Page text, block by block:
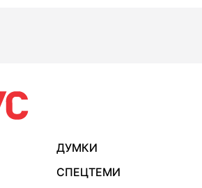
ДУМКИ
СПЕЦТЕМИ